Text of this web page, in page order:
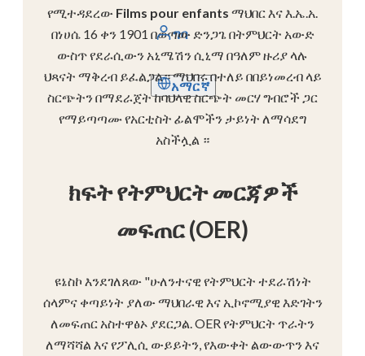
ግባ
አማርኛ
የሚተዳደረው Films pour enfants ማህበር እና እ.ኤ.አ.
በነሀሴ 16 ቀን 1901 በወጣው ድንጋጌ በትምህርት አውድ
ውስጥ የደራሲውን አኒሜሽን ሲኒማ በዓለም ዙሪያ ላሉ
ህጻናት ማቅረብ ይፈልጋል። ማህበሩ በተለይ በበይነመረብ ላይ
ስርጭትን በማደራጀት ከባህላዊ ስርጭት መርሃ ግብሮች ጋር
የማይጣጣሙ የአርቲስት ፊልሞችን ታይነት ለማሳደግ
አስችሏል ።
ክፍት የትምህርት መርጃዎች
መፍጠር (OER)
ዩኔስኮ እንደገለጸው "ሁለንተናዊ የትምህርት ተደራሽነት
ሰላምና ቀጣይነት ያለው ማህበራዊ እና ኢኮኖሚያዊ እድገትን
ለመፍጠር አስተዋፅኦ ያደርጋል. OER የትምህርት ጥራትን
ለማሻሻል እና የፖሊሲ ውይይትን, የእውቀት ልውውጥን እና